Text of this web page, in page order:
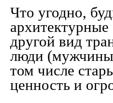
Что угодно,
другой вид
люди
том числе
ценность и